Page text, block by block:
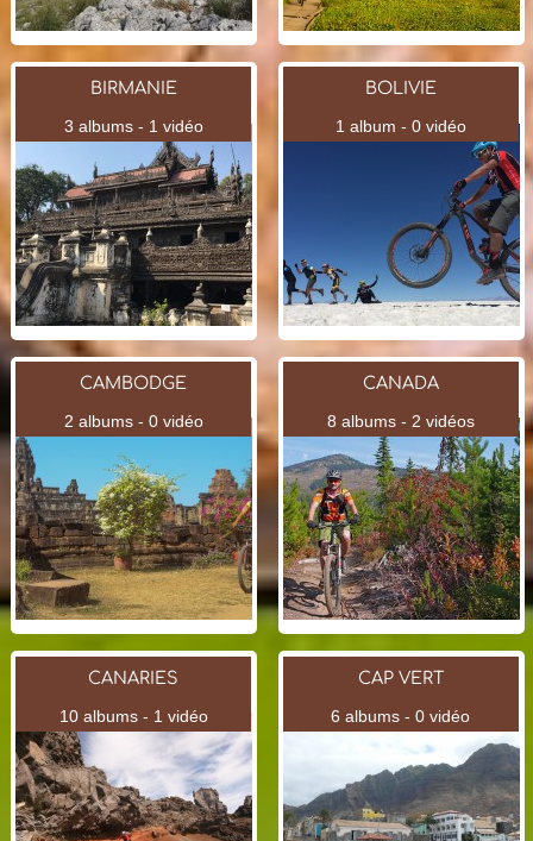
BIRMANIE
3 albums - 1 vidéo
BOLIVIE
1 album - 0 vidéo
CAMBODGE
2 albums - 0 vidéo
CANADA
8 albums - 2 vidéos
CANARIES
10 albums - 1 vidéo
CAP VERT
6 albums - 0 vidéo